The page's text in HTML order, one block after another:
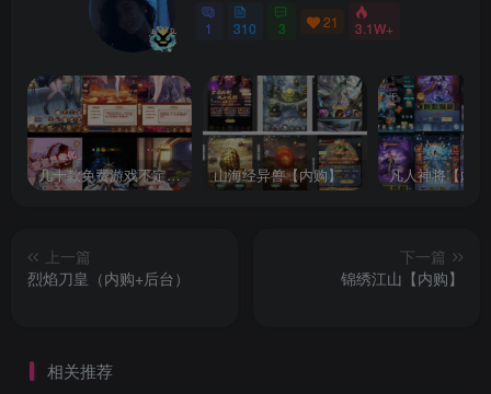
1 310 3 21 3.1W+
几十款免费游戏不定时更新自行测试 山海经异兽【内购】 凡人神将【内
上一篇
烈焰刀皇（内购+后台）
下一篇
锦绣江山【内购】
相关推荐